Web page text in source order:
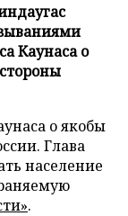
Каунаса о
о якобы
Глава
население
.